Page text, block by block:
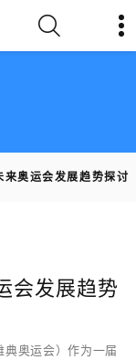
奥运会发展趋势探讨
会发展趋势
奥运会）作为一届